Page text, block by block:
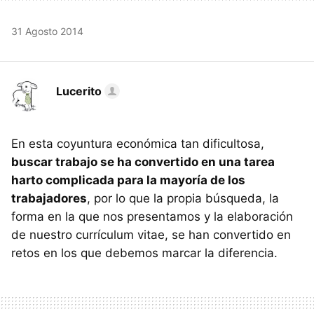
31 Agosto 2014
Lucerito
En esta coyuntura económica tan dificultosa,
buscar trabajo se ha convertido en una tarea
harto complicada para la mayoría de los
trabajadores, por lo que la propia búsqueda, la
forma en la que nos presentamos y la elaboración
de nuestro currículum vitae, se han convertido en
retos en los que debemos marcar la diferencia.